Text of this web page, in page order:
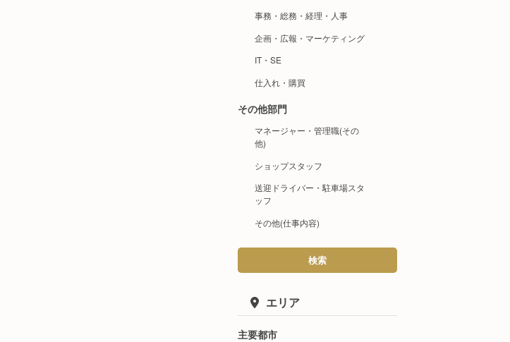
事務・総務・経理・人事
企画・広報・マーケティング
IT・SE
仕入れ・購買
その他部門
マネージャー・管理職(その
他)
ショップスタッフ
送迎ドライバー・駐車場スタ
ッフ
その他(仕事内容)
検索
エリア
主要都市